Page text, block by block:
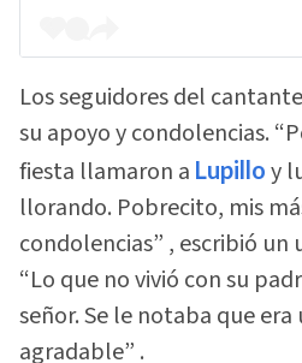
Los seguidores del
su apoyo y condolencias.
fiesta llamaron a Lupillo y
llorando. Pobrecito, mis
condolencias” , escribió un
“Lo que no vivió con su
señor. Se le notaba que
agradable” .